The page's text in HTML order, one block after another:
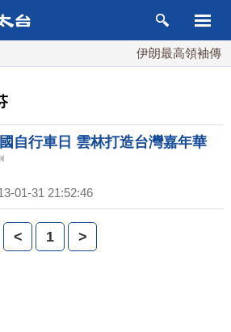
伊朗最高領袖傳
自行車日 雲林打造台灣嘉年華
01-31 21:52:46
< 1 >